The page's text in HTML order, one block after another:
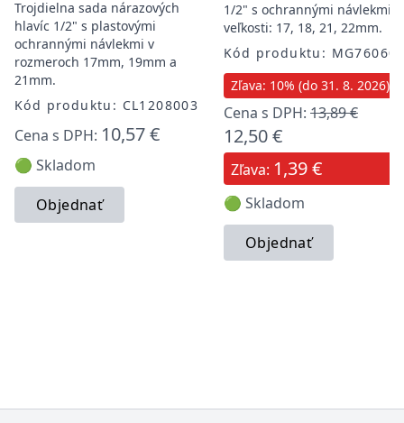
Trojdielna sada nárazových
hlavíc 1/2" s plastovými
ochrannými návlekmi v
rozmeroch 17mm, 19mm a
21mm.
Kód produktu: CL1208003
Cena s DPH: 10,57 €
🟢 Skladom
Objednať
1/2" s ochrannými návlekmi,
veľkosti: 17, 18, 21, 22mm.
Kód produktu:
Zľava: 10% (do 31. 8. 2026)
Cena s DPH: 13,89 €
12,50 €
Zľava: 1,39 €
🟢 Skladom
Objednať